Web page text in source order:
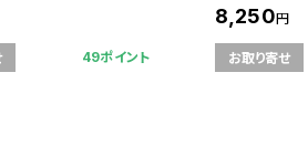
49ポイント
8,250円
お取り寄せ